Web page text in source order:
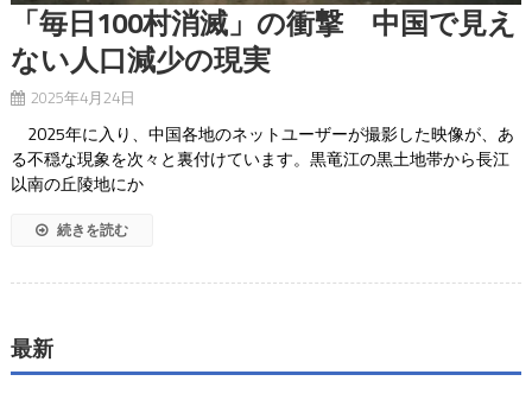
「毎日100村消滅」の衝撃 中国で見え
ない人口減少の現実
2025年4月24日
2025年に入り、中国各地のネットユーザーが撮影した映像が、あ
る不穏な現象を次々と裏付けています。黒竜江の黒土地帯から長江
以南の丘陵地にか
続きを読む
最新